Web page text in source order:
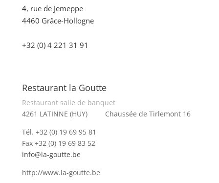
4, rue de Jemeppe
4460 Grâce-Hollogne
+32 (0) 4 221 31 91
Restaurant la Goutte
Restaurant salle de banquet
4261 LATINNE (HUY) Chaussée de Tirlemont 16
Tél. +32 (0) 19 69 95 81
Fax +32 (0) 19 69 83 52
info@la-goutte.be
http://www.la-goutte.be